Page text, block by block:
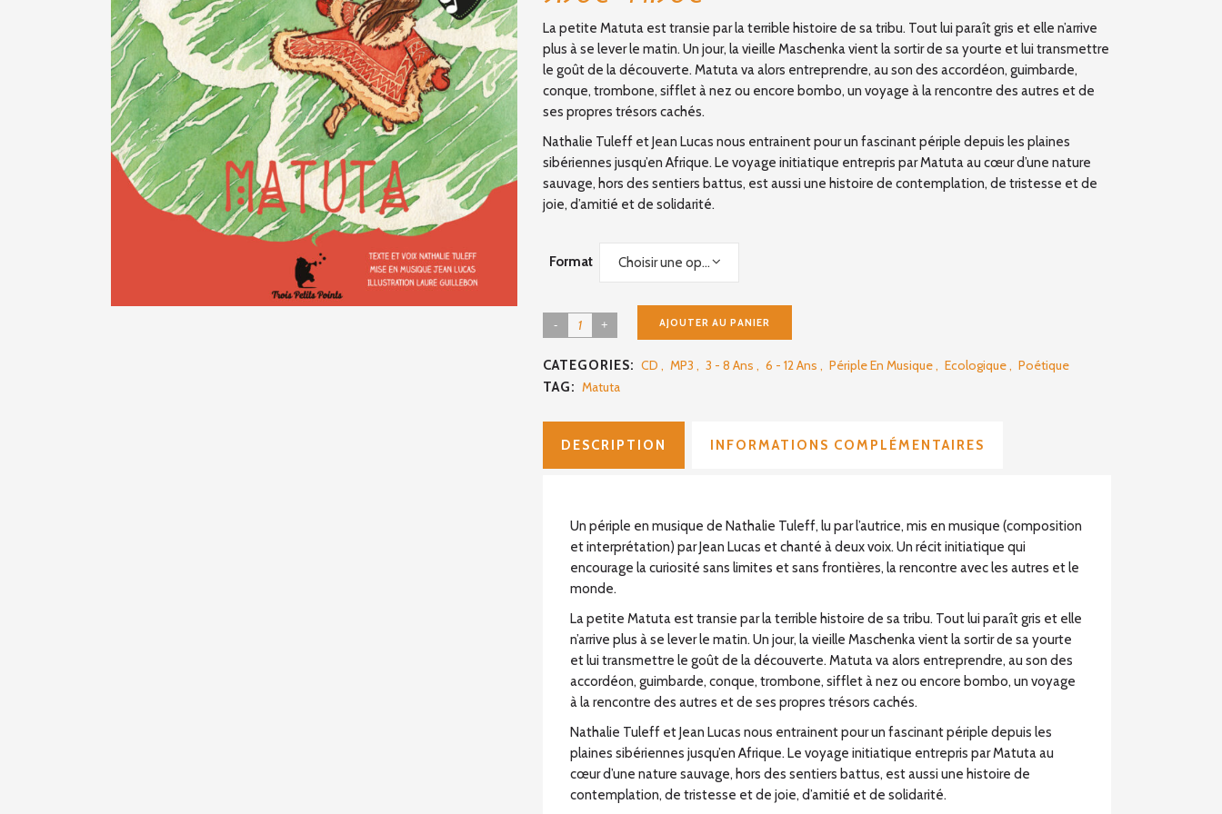
prix :
9.90€
à
14.90€
La petite Matuta est transie par la terrible histoire de sa tribu. Tout lui paraît gris et elle n’arrive
plus à se lever le matin. Un jour, la vieille Maschenka vient la sortir de sa yourte et lui transmettre
le goût de la découverte. Matuta va alors entreprendre, au son des accordéon, guimbarde,
conque, trombone, sifflet à nez ou encore bombo, un voyage à la rencontre des autres et de
ses propres trésors cachés.
Nathalie Tuleff et Jean Lucas nous entrainent pour un fascinant périple depuis les plaines
sibériennes jusqu’en Afrique. Le voyage initiatique entrepris par Matuta au cœur d’une nature
sauvage, hors des sentiers battus, est aussi une histoire de contemplation, de tristesse et de
joie, d’amitié et de solidarité.
Format Choisir une option
Matuta
AJOUTER AU PANIER
CATEGORIES: CD , MP3 , 3 - 8 Ans , 6 - 12 Ans , Périple En Musique, Ecologique, Poétique
TAG: Matuta
DESCRIPTION INFORMATIONS COMPLÉMENTAIRES
Un périple en musique de Nathalie Tuleff, lu par l’autrice, mis en musique (composition
et interprétation) par Jean Lucas et chanté à deux voix. Un récit initiatique qui
encourage la curiosité sans limites et sans frontières, la rencontre avec les autres et le
monde.
La petite Matuta est transie par la terrible histoire de sa tribu. Tout lui paraît gris et elle
n’arrive plus à se lever le matin. Un jour, la vieille Maschenka vient la sortir de sa yourte
et lui transmettre le goût de la découverte. Matuta va alors entreprendre, au son des
accordéon, guimbarde, conque, trombone, sifflet à nez ou encore bombo, un voyage
à la rencontre des autres et de ses propres trésors cachés.
Nathalie Tuleff et Jean Lucas nous entrainent pour un fascinant périple depuis les
plaines sibériennes jusqu’en Afrique. Le voyage initiatique entrepris par Matuta au
cœur d’une nature sauvage, hors des sentiers battus, est aussi une histoire de
contemplation, de tristesse et de joie, d’amitié et de solidarité.